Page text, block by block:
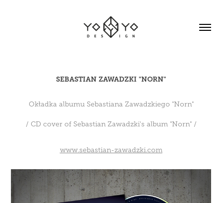
SEBASTIAN ZAWADZKI "NORN"
Okładka albumu Sebastiana Zawadzkiego "Norn"
/ CD cover of Sebastian Zawadzki's album "Norn" /
www.sebastian-zawadzki.com